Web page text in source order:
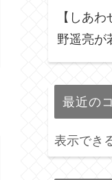
【しあ
野遥亮が
最近の
表示でき